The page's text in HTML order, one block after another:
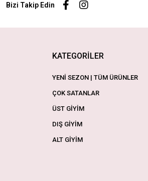
Bizi Takip Edin
KATEGORİLER
YENİ SEZON | TÜM ÜRÜNLER
ÇOK SATANLAR
ÜST GİYİM
DIŞ GİYİM
ALT GİYİM